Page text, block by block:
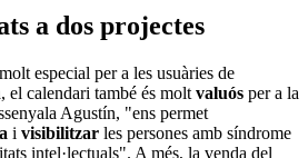
a dos projectes
especial per a les usuàries de
calendari també és molt valuós per a la
Agustín, "ens permet
i visibilitzar les persones amb síndrome
intel·lectuals". A més, la venda del